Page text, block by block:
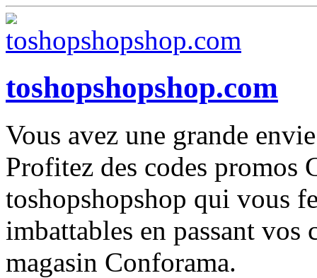
toshopshopshop.com
Vous avez une grande
Profitez des codes promos
toshopshopshop qui vous
imbattables en passant vos
magasin Conforama.